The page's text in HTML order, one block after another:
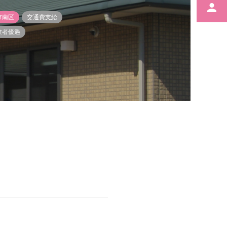
南区 交通費支給
者優遇